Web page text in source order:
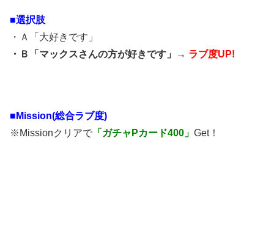
■選択肢
・Ａ「大好きです」
・Ｂ「マックスさんの方が好きです」→ ラブ度UP!
■Mission(総合ラブ度)
※Missionクリアで 「ガチャPカード400」 Get！